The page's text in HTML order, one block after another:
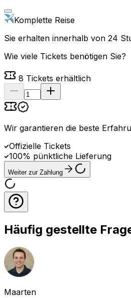
Komplette Reise
Sie erhalten innerhalb von 24
Wie viele Tickets benötigen Sie?
8 Tickets erhältlich
Wir garantieren die beste
Offizielle Tickets
100% pünktliche Lieferung
Weiter zur Zahlung
Häufig gestellte
Maarten